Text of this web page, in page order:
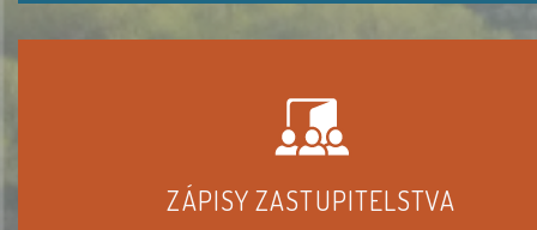
ZÁPISY ZASTUPITELSTVA